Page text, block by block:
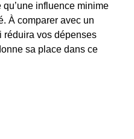
influence minime
À comparer avec un
réduira vos dépenses
sa place dans ce